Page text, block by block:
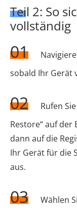
Teil 2: So
vollständig
01
sobald Ihr Gerät
02
Rufen
Restore“ auf der
dann auf die
Ihr Gerät für die
aus.
03
Wählen